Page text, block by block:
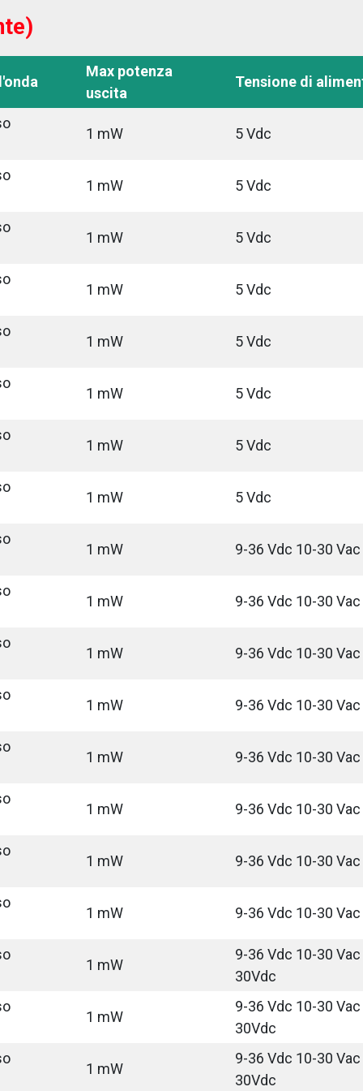
Max potenza
uscita
Tensione di
1 mW 5 Vdc
1 mW 5 Vdc
1 mW 5 Vdc
1 mW 5 Vdc
1 mW 5 Vdc
1 mW 5 Vdc
1 mW 5 Vdc
1 mW 5 Vdc
1 mW 9-36 Vdc 10-30 Vac
1 mW 9-36 Vdc 10-30 Vac
1 mW 9-36 Vdc 10-30 Vac
1 mW 9-36 Vdc 10-30 Vac
1 mW 9-36 Vdc 10-30 Vac
1 mW 9-36 Vdc 10-30 Vac
1 mW 9-36 Vdc 10-30 Vac
1 mW 9-36 Vdc 10-30 Vac
1 mW
9-36 Vdc 10-30
30Vdc
1 mW
9-36 Vdc 10-30
30Vdc
1 mW
9-36 Vdc 10-30
30Vdc